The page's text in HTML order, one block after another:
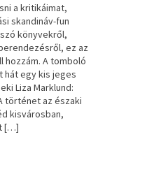
a kritikáimat,
skandináv-fun
könyvekről,
ez az
hozzám. A tomboló
hát egy kis jeges
Liza Marklund:
történet az északi
kisvárosban,
[…]